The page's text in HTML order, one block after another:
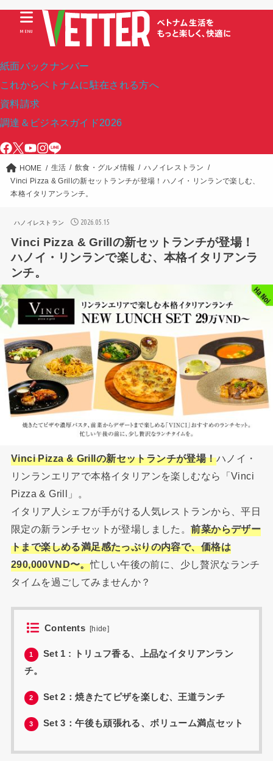
紙面バックナンバー
これからベトナムに駐在される方へ
資料請求
調達＆ビジネスガイド2026
MENU
HOME 生活 飲食・グルメ情報
ハノイレストラン
Vinci Pizza & Grillの新セットランチが登場！ハノイ・リンランで楽しむ、
本格イタリアンランチ。
ハノイレストラン 2026.05.15
Vinci Pizza & Grillの新セットランチが登場！
ハノイ・リンランで楽しむ、本格イタリアンラ
ンチ。
Vinci Pizza & Grillの新セットランチが登場！ハノイ・
リンランエリアで本格イタリアンを楽しむなら「Vinci
Pizza & Grill」。
イタリア人シェフが手がける人気レストランから、平日
限定の新ランチセットが登場しました。前菜からデザー
トまで楽しめる満足感たっぷりの内容で、価格は
290,000VND〜。忙しい午後の前に、少し贅沢なランチ
タイムを過ごしてみませんか？
Contents [hide]
1
Set 1 : トリュフ香る、上品なイタリアンラン
チ。
2 Set 2：焼きたてピザを楽しむ、王道ランチ
3 Set 3：午後も頑張れる、ボリューム満点セット